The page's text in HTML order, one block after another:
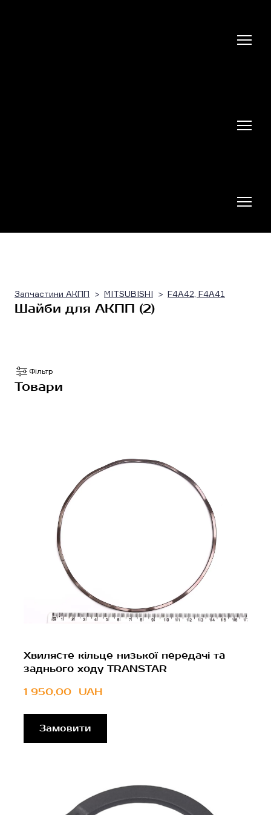
Запчастини АКПП MITSUBISHI F4A42, F4A41
Шайби для АКПП (2)
Фільтр
Товари
Хвилясте кільце низької передачі та
заднього ходу TRANSTAR
1 950,00  UAH
Замовити